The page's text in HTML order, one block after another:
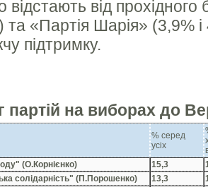
відстають від прохідного
та «Партія Шарія» (3,9% і
підтримку.
партій на виборах до
% серед
усіх
(О.Корнієнко)
15,3
солідарність" (П.Порошенко)
13,3